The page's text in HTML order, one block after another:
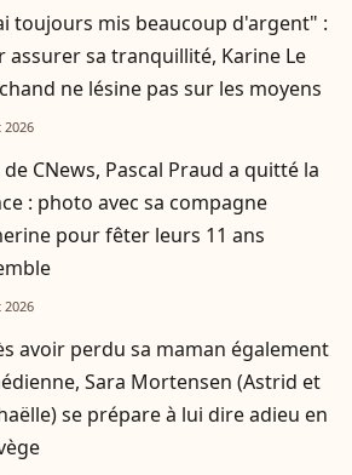
toujours mis beaucoup d'argent" :
assurer sa tranquillité, Karine Le
ne lésine pas sur les moyens
2026
de CNews, Pascal Praud a quitté la
: photo avec sa compagne
pour fêter leurs 11 ans
2026
avoir perdu sa maman également
Sara Mortensen (Astrid et
se prépare à lui dire adieu en